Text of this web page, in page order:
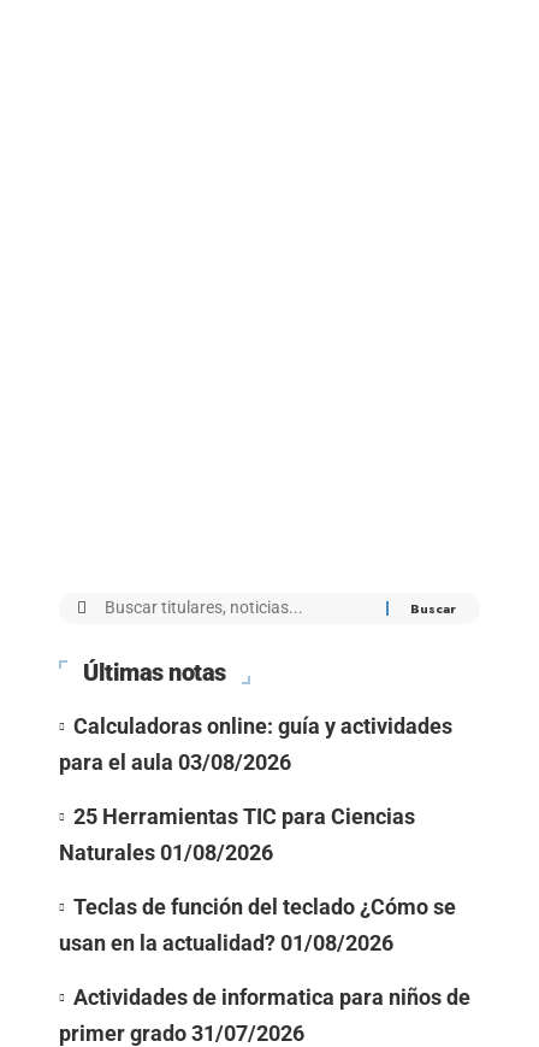
Últimas notas
Calculadoras online: guía y actividades
para el aula 03/08/2026
25 Herramientas TIC para Ciencias
Naturales01/08/2026
Teclas de función del teclado ¿Cómo se
usan en la actualidad?01/08/2026
Actividades de informatica para niños de
primer grado31/07/2026